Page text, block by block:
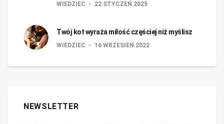
WIEDZIEC 22 STYCZEŃ 2025
Twój kot wyraża miłość częściej niż myślisz
WIEDZIEC 16 WRZESIEŃ 2022
NEWSLETTER